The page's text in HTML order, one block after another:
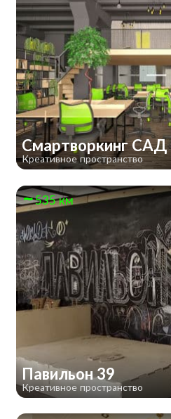
Смартворкинг САД
Креативное пространство
535 км
Павильон 39
Креативное пространство